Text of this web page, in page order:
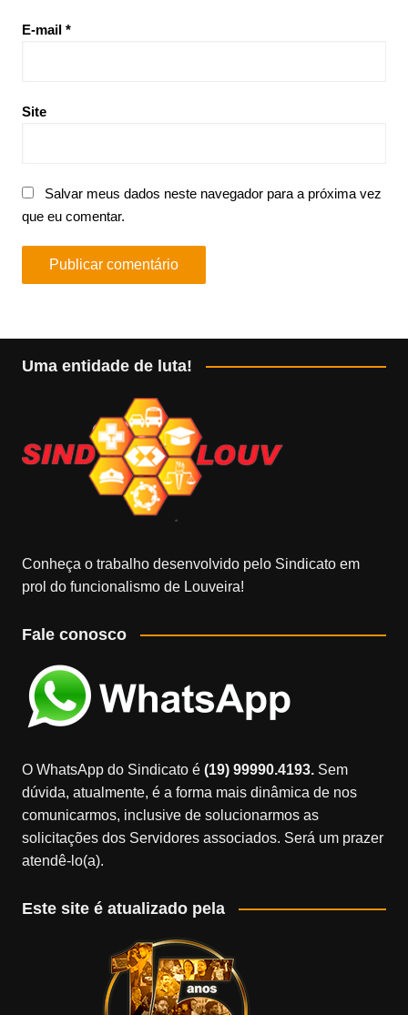
E-mail *
Site
Salvar meus dados neste navegador para a próxima vez
que eu comentar.
Uma entidade de luta!
Conheça o trabalho desenvolvido pelo Sindicato em
prol do funcionalismo de Louveira!
Fale conosco
O WhatsApp do Sindicato é(19) 99990.4193.Sem
dúvida, atualmente, é a forma mais dinâmica de nos
comunicarmos, inclusive de solucionarmos as
solicitações dos Servidores associados. Será um prazer
atendê-lo(a).
Este site é atualizado pela